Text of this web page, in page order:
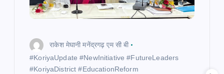
राकेश मेघानी मनेंद्रगढ़ एम सी बी
​#KoriyaUpdate #NewInitiative #FutureLeaders
#KoriyaDistrict #EducationReform